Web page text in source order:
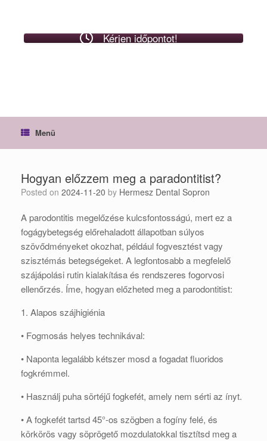
Kérjen időpontot!
Menü
Hogyan előzzem meg a paradontitist?
Posted on 2024-11-20 by Hermesz Dental Sopron
A parodontitis megelőzése kulcsfontosságú, mert ez a
fogágybetegség előrehaladott állapotban súlyos
szövődményeket okozhat, például fogvesztést vagy
szisztémás betegségeket. A legfontosabb a megfelelő
szájápolási rutin kialakítása és rendszeres fogorvosi
ellenőrzés. Íme, hogyan előzheted meg a parodontitist:
1. Alapos szájhigiénia
• Fogmosás helyes technikával:
• Naponta legalább kétszer mosd a fogadat fluoridos
fogkrémmel.
• Használj puha sörtéjű fogkefét, amely nem sérti az ínyt.
• A fogkefét tartsd 45°-os szögben a fogíny felé, és
körkörös vagy söprögető mozdulatokkal tisztítsd meg a